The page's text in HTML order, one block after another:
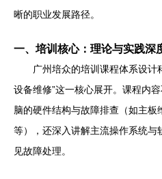
晰的职业发展路径。
一、培训核心：理论与实践深
广州培众的培训课程体系设计
设备维修”这一核心展开。课程内
脑的硬件结构与故障排查（如主
等），还深入讲解主流操作系统与
见故障处理。